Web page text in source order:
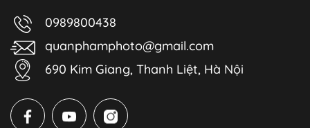
0989800438
quanphamphoto@gmail.com
690 Kim Giang, Thanh Liệt, Hà Nội